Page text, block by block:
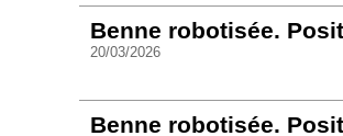
Benne robotisée.
20/03/2026
Benne robotisée.